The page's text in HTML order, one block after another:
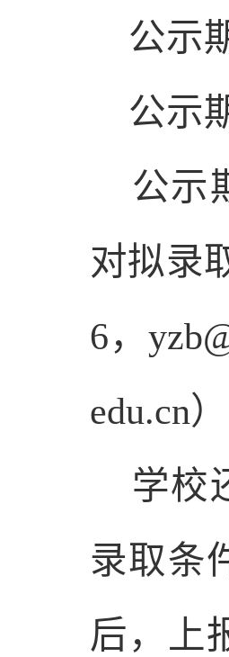
公示
公示
公示
对拟录
6，
edu.cn
学校
录取条
后，上